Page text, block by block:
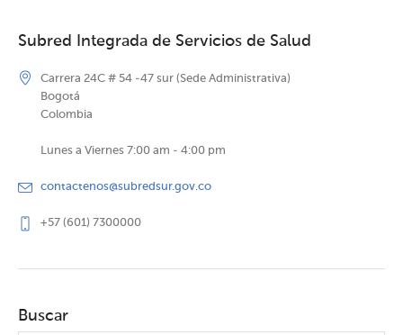
Subred Integrada de Servicios de Salud
Carrera 24C # 54 -47 sur (Sede Administrativa)
Bogotá
Colombia
Lunes a Viernes 7:00 am - 4:00 pm
contactenos@subredsur.gov.co
+57 (601) 7300000
Buscar